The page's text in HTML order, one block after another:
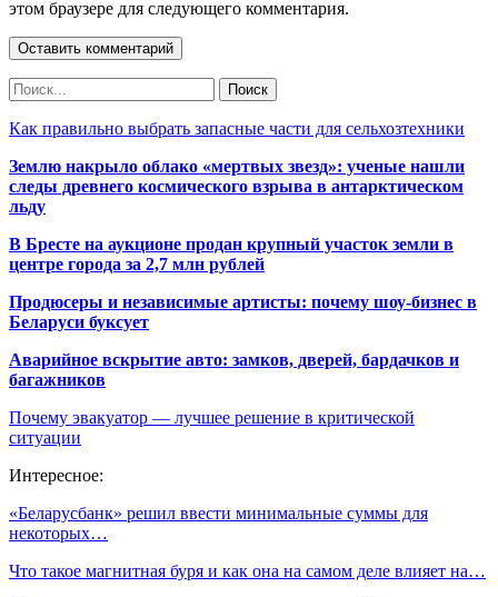
этом браузере для следующего комментария.
Как правильно выбрать запасные части для сельхозтехники
Землю накрыло облако «мертвых звезд»: ученые нашли
следы древнего космического взрыва в антарктическом
льду
В Бресте на аукционе продан крупный участок земли в
центре города за 2,7 млн рублей
Продюсеры и независимые артисты: почему шоу-бизнес в
Беларуси буксует
Аварийное вскрытие авто: замков, дверей, бардачков и
багажников
Почему эвакуатор — лучшее решение в критической
ситуации
Интересное:
«Беларусбанк» решил ввести минимальные суммы для
некоторых…
Что такое магнитная буря и как она на самом деле влияет на…